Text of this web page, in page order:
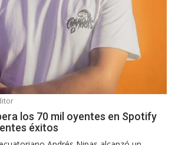
los 70 mil oyentes en Spotify
éxitos